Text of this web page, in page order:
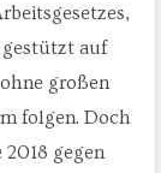
gestützt auf
großen
folgen. Doch
2018 gegen